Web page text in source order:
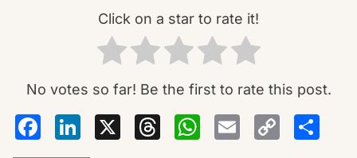
Click on a star to rate it!
No votes so far! Be the first to rate this post.
Facebook
LinkedIn
X Threads
Email